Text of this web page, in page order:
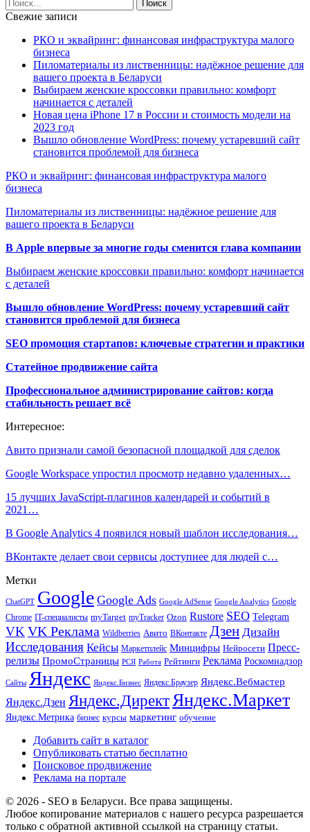
Свежие записи
РКО и эквайринг: финансовая инфраструктура малого
бизнеса
Пиломатериалы из лиственницы: надёжное решение для
вашего проекта в Беларуси
Выбираем женские кроссовки правильно: комфорт
начинается с деталей
Новая цена iPhone 17 в России и стоимость модели на
2023 год
Вышло обновление WordPress: почему устаревший сайт
становится проблемой для бизнеса
РКО и эквайринг: финансовая инфраструктура малого
бизнеса
Пиломатериалы из лиственницы: надёжное решение для
вашего проекта в Беларуси
В Apple впервые за многие годы сменится глава компании
Выбираем женские кроссовки правильно: комфорт начинается
с деталей
Вышло обновление WordPress: почему устаревший сайт
становится проблемой для бизнеса
SEO промоция стартапов: ключевые стратегии и практики
Статейное продвижение сайта
Профессиональное администрирование сайтов: когда
стабильность решает всё
Интересное:
Авито признали самой безопасной площадкой для сделок
Google Workspace упростил просмотр недавно удаленных…
15 лучших JavaScript-плагинов календарей и событий в
2021…
В Google Analytics 4 появился новый шаблон исследования…
ВКонтакте делает свои сервисы доступнее для людей с…
Метки
ChatGPT Google Google Ads Google AdSense Google Analytics Google
Chrome IT-специалисты myTarget myTracker Ozon Rustore SEO Telegram
VK VK Реклама Wildberries Авито ВКонтакте Дзен Дизайн
Исследования Кейсы Маркетплейс Минцифры Нейросети Пресс-
релизы ПромоСтраницы РСЯ Работа Рейтинги Реклама Роскомнадзор
Сайты Яндекс Яндекс.Бизнес Яндекс.Браузер Яндекс.Вебмастер
Яндекс.Дзен Яндекс.ДиректЯндекс.Маркет
Яндекс.Метрика бизнес курсы маркетинг обучение
Добавить сайт в каталог
Опубликовать статью бесплатно
Поисковое продвижение
Реклама на портале
© 2026 - SEO в Беларуси. Все права защищены.
Любое копирование материалов с нашего ресурса разрешается
только с обратной активной ссылкой на страницу статьи.